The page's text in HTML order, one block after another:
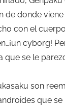
de donde
con el
cyborg!
que se le
son
que se